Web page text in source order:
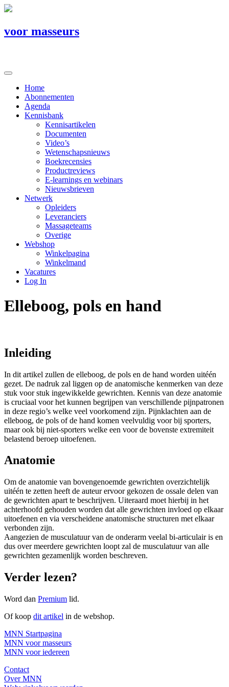
voor masseurs
Home
Abonnementen
Agenda
Kennisbank
Kennisartikelen
Documenten
Video’s
Wetenschapsnieuws
Boekrecensies
Productreviews
E-learnings en webinars
Nieuwsbrieven
Netwerk
Opleiders
Leveranciers
Massageteams
Overige
Webshop
Winkelpagina
Winkelmand
Vacatures
Log In
Elleboog, pols en hand
Inleiding
In dit artikel zullen de elleboog, de pols en de hand worden uitéén
gezet. De nadruk zal liggen op de anatomische kenmerken van deze
stuk voor stuk ingewikkelde gewrichten. Kennis van deze anatomie
is cruciaal voor het kunnen begrijpen van verschillende pijnpatronen
in deze regio’s welke veel voorkomend zijn. Pijnklachten aan de
elleboog, de pols of de hand komen veelvuldig voor bij sporters,
maar ook bij niet-sporters welke een voor de bovenste extremiteit
belastend beroep uitoefenen.
Anatomie
Om de anatomie van bovengenoemde gewrichten overzichtelijk
uitéén te zetten heeft de auteur ervoor gekozen de ossale delen van
de gewrichten apart te beschrijven. Uiteraard moet hierbij in het
achterhoofd gehouden worden dat alle gewrichten invloed op elkaar
uitoefenen en via verscheidene anatomische structuren met elkaar
verbonden zijn.
Aangezien de musculatuur van de onderarm veelal bi-articulair is en
dus over meerdere gewrichten loopt zal de musculatuur van alle
gewrichten gezamenlijk worden beschreven.
Verder lezen?
Word dan Premium lid.
Of koop dit artikel in de webshop.
MNN Startpagina
MNN voor masseurs
MNN voor iedereen
Contact
Over MNN